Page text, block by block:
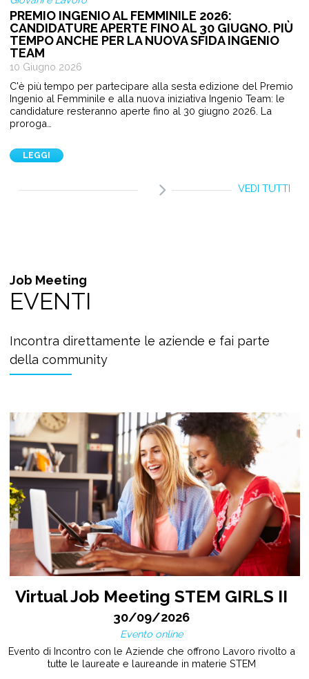
PREMIO INGENIO AL FEMMINILE 2026:
CANDIDATURE APERTE FINO AL 30 GIUGNO. PIÙ
TEMPO ANCHE PER LA NUOVA SFIDA INGENIO
TEAM
10 Giugno 2026
C'è più tempo per partecipare alla sesta edizione del Premio
Ingenio al Femminile e alla nuova iniziativa Ingenio Team: le
candidature resteranno aperte fino al 30 giugno 2026. La
proroga…
LEGGI
VEDI TUTTI
Job Meeting
EVENTI
Incontra direttamente le aziende e fai parte
della community
Virtual Job Meeting STEM GIRLS II
30/09/2026
Evento online
Evento di Incontro con le Aziende che offrono Lavoro rivolto a
tutte le laureate e laureande in materie STEM